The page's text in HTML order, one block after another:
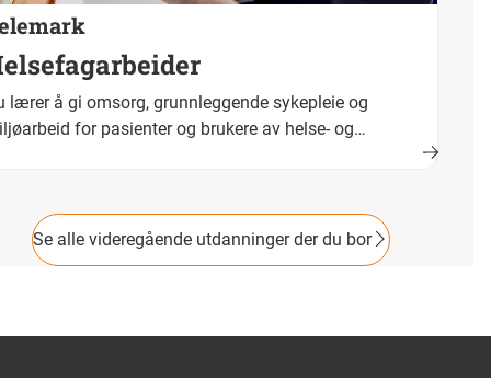
lærer å gi omsorg, grunnleggende sykepleie og
for pasienter og brukere av helse- og
Se alle videregående utdanninger der du bor